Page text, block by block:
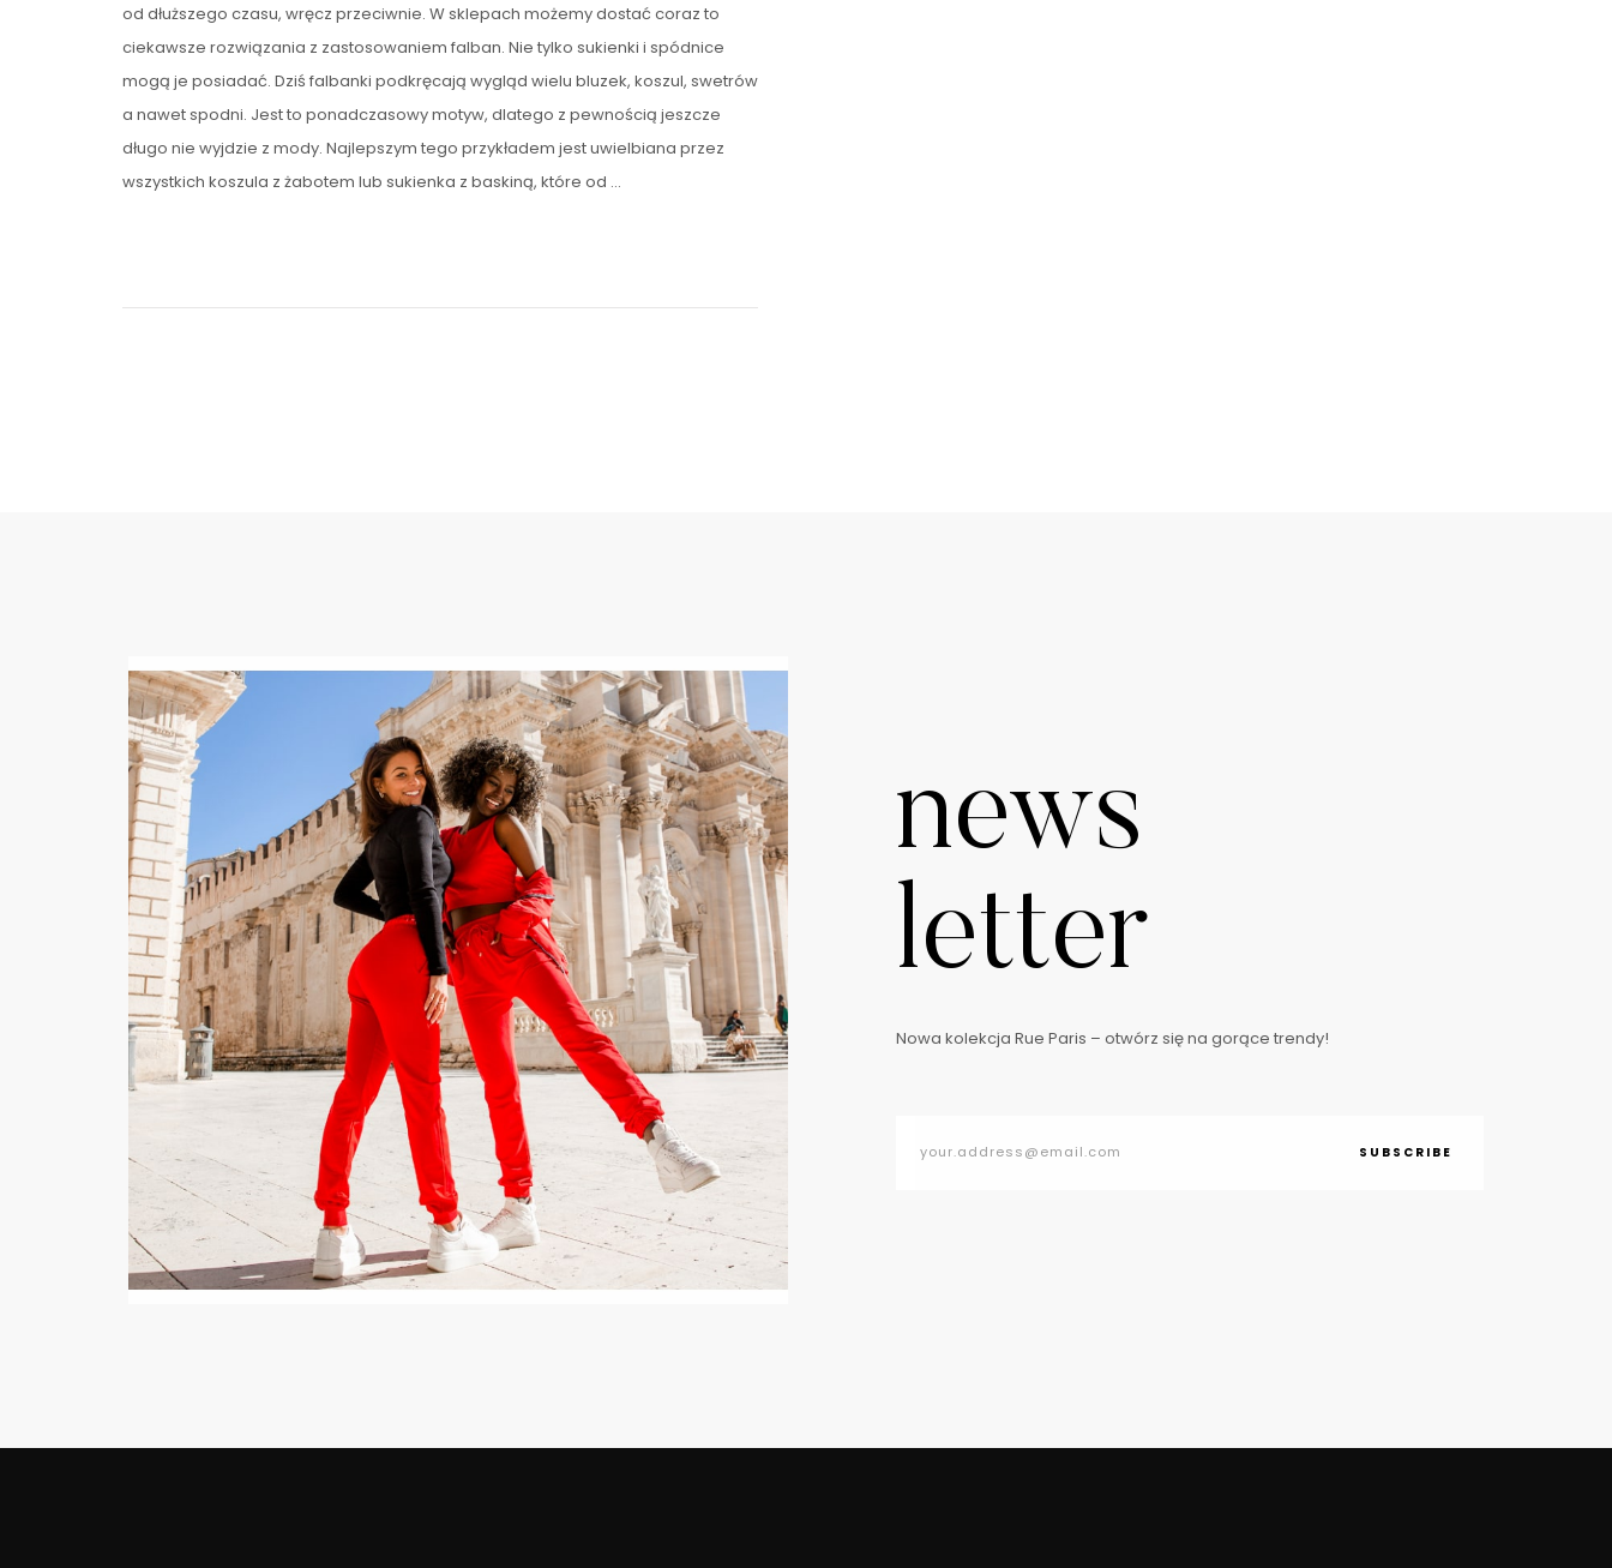
od dłuższego czasu, wręcz przeciwnie. W sklepach możemy dostać coraz to
ciekawsze rozwiązania z zastosowaniem falban. Nie tylko sukienki i spódnice
mogą je posiadać. Dziś falbanki podkręcają wygląd wielu bluzek, koszul, swetrów
a nawet spodni. Jest to ponadczasowy motyw, dlatego z pewnością jeszcze
długo nie wyjdzie z mody. Najlepszym tego przykładem jest uwielbiana przez
wszystkich koszula z żabotem lub sukienka z baskiną, które od …
news
letter
Nowa kolekcja Rue Paris – otwórz się na gorące trendy!
SUBSCRIBE